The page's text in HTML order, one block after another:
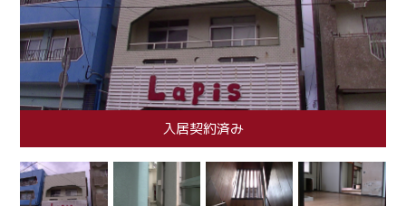
入居契約済み